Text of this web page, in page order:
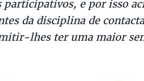
e por isso
da disciplina de
lhes ter uma maior